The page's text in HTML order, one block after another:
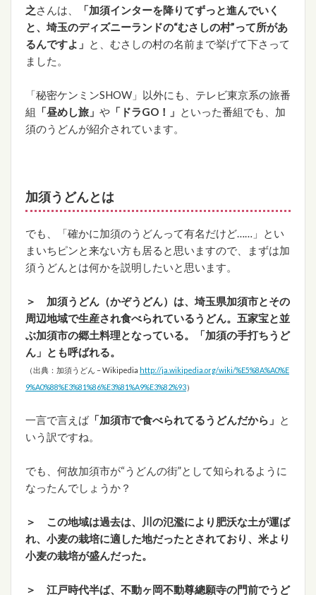
之さんは、
「加須インターを降りてずっと進んでいく
と、埼玉のディズニーランドの“むさしの村”って所があ
るんですよ」 と、むさしの村の名前まで挙げて下さって
ました。
「秘密ケンミンSHOW」以外にも、テレビ東京系の旅番
組
「昼めし旅」 や 「ドラGO！」 といった番組でも、加
須のうどんが紹介されています。
加須うどんとは
でも、「確かに加須のうどんって有名だけど……」とい
まいちピンと来ない方も居ると思いますので、まずは加
須うどんとは何かを説明したいと思います。
＞ 加須うどん（かぞうどん）は、埼玉県加須市とその
周辺地域で生産され食べられているうどん。五家宝と並
ぶ加須市の郷土料理となっている。「加須の手打ちうど
ん」とも呼ばれる。
（出典：加須うどん – Wikipedia http://ja.wikipedia.org/wiki/%E5%8A%A0%E
9%A0%88%E3%81%86%E3%81%A9%E3%82%93）
一言で言えば「加須市で食べられてるうどんだから」 と
いう訳ですね。
でも、何故加須市が“うどんの街”として知られるように
なったんでしょうか？
＞ この地域は過去は、川の氾濫により肥沃な土が運ば
れ、小麦の栽培に適した地だったとされており、米より
小麦の栽培が盛んだった。
＞ 江戸時代半ば、不動ヶ岡不動尊總願寺の門前でうど